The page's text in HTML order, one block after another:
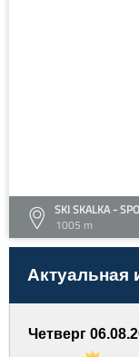
SKI SKALKA -
1005 m
Актуальная
Четверг